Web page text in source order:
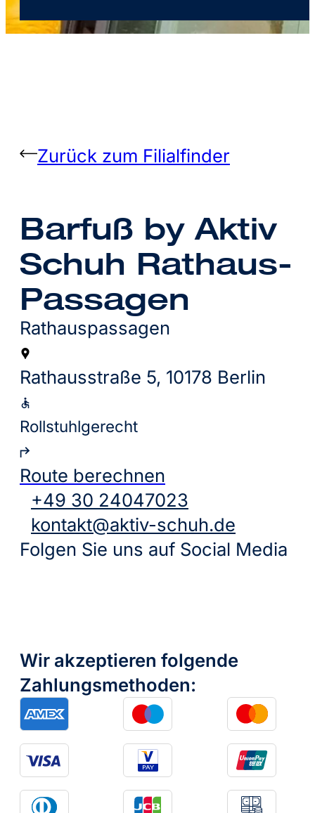
Zurück zum Filialfinder
Barfuß by Aktiv
Schuh Rathaus-
Passagen
Rathauspassagen
Rathausstraße 5, 10178 Berlin
Rollstuhlgerecht
Route berechnen
+49 30 24047023
kontakt@aktiv-schuh.de
Folgen Sie uns auf Social Media
Wir akzeptieren folgende
Zahlungsmethoden: